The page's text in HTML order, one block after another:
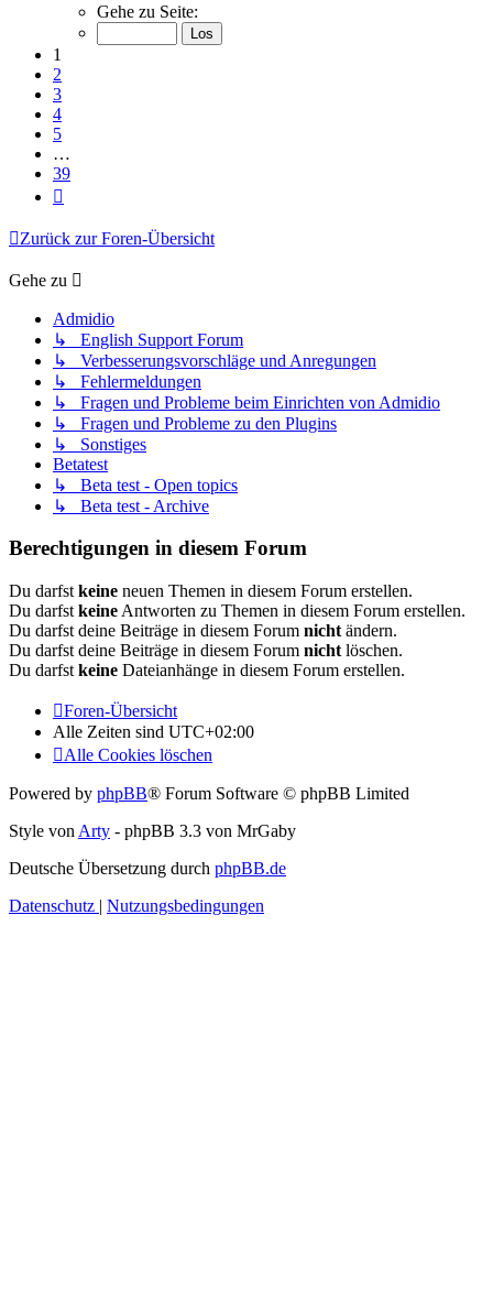
von
Gehe zu Seite:
1
2
3
4
5
…
39
Zurück zur Foren-Übersicht
Gehe zu
Admidio
↳ English Support Forum
↳ Verbesserungsvorschläge und Anregungen
↳ Fehlermeldungen
↳ Fragen und Probleme beim Einrichten von Admidio
↳ Fragen und Probleme zu den Plugins
↳ Sonstiges
Betatest
↳ Beta test - Open topics
↳ Beta test - Archive
Berechtigungen in diesem Forum
Du darfst keine neuen Themen in diesem Forum erstellen.
Du darfst keine Antworten zu Themen in diesem Forum erstellen.
Du darfst deine Beiträge in diesem Forum nicht ändern.
Du darfst deine Beiträge in diesem Forum nicht löschen.
Du darfst keine Dateianhänge in diesem Forum erstellen.
Foren-Übersicht
Alle Zeiten sind UTC+02:00
Alle Cookies löschen
Powered by phpBB® Forum Software © phpBB Limited
Style von Arty - phpBB 3.3 von MrGaby
Deutsche Übersetzung durch phpBB.de
Datenschutz | Nutzungsbedingungen